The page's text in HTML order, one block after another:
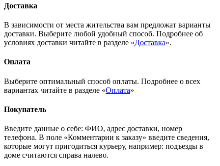
Доставка
В зависимости от места жительства вам предложат варианты
доставки. Выберите любой удобный способ. Подробнее об
условиях доставки читайте в разделе «Доставка».
Оплата
Выберите оптимальный способ оплаты. Подробнее о всех
вариантах читайте в разделе «Оплата»
Покупатель
Введите данные о себе: ФИО, адрес доставки, номер
телефона. В поле «Комментарии к заказу» введите сведения,
которые могут пригодиться курьеру, например: подъезды в
доме считаются справа налево.